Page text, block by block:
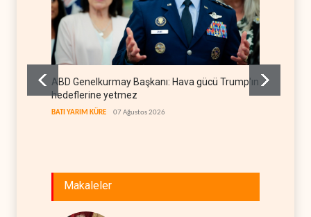
ABD Genelkurmay Başkanı: Hava gücü Trump'ın
hedeflerine yetmez
BATI YARIM KÜRE 07 Ağustos 2026
Makaleler